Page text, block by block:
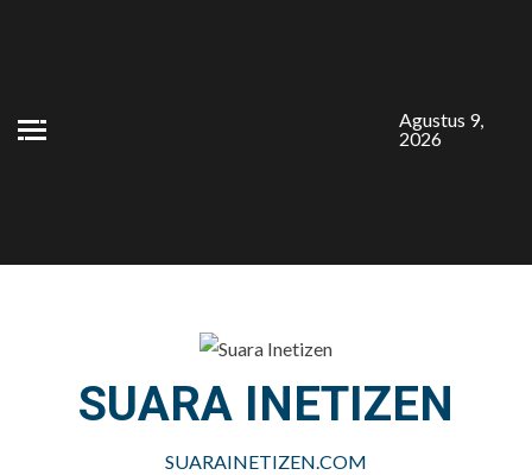
Agustus 9,
2026
SUARA INETIZEN
SUARAINETIZEN.COM